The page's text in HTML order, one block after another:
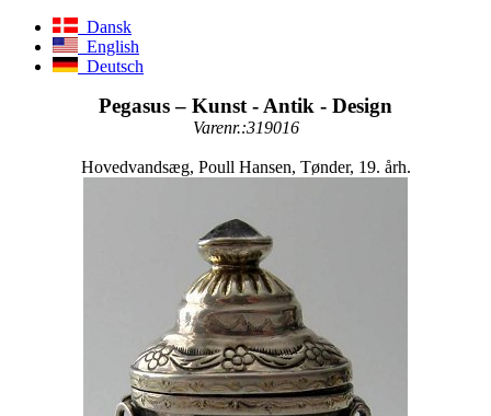
Dansk
English
Deutsch
Pegasus – Kunst - Antik - Design
Varenr.:319016
Hovedvandsæg, Poull Hansen, Tønder, 19. årh.